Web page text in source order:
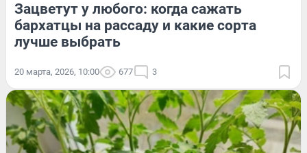
Зацветут у любого: когда сажать
бархатцы на рассаду и какие сорта
лучше выбрать
20 марта, 2026, 10:00 677 3